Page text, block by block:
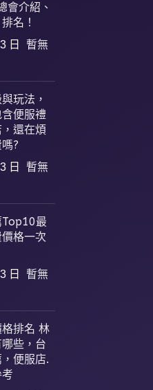
會介紹、
名！
日
暫無
玩法，
便服禮
還在煩
?
日
暫無
Top10最
格一次
日
暫無
排名 林
些，台
便服店.